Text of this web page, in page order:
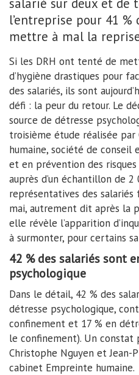
l’entreprise pour 41 %
mettre à mal la
Si les DRH ont tenté de
d’hygiène drastiques pour
des salariés, ils sont
défi : la peur du retour. Le
source de détresse
troisième étude réalisée par
humaine, société de conseil
et en prévention des risques
auprès d’un échantillon de 2
représentatives des
mai, autrement dit après la
elle révèle l’apparition
à surmonter, pour certains
42 % des salariés sont
psychologique
Dans le détail, 42 % des
détresse psychologique,
confinement et 17 % en
le confinement). Un constat
Christophe Nguyen et Jean-
cabinet Empreinte humaine.